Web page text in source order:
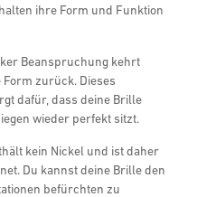
ihre Form und Funktion
Beanspruchung kehrt
zurück. Dieses
dafür, dass deine Brille
wieder perfekt sitzt.
kein Nickel und ist daher
Du kannst deine Brille den
befürchten zu